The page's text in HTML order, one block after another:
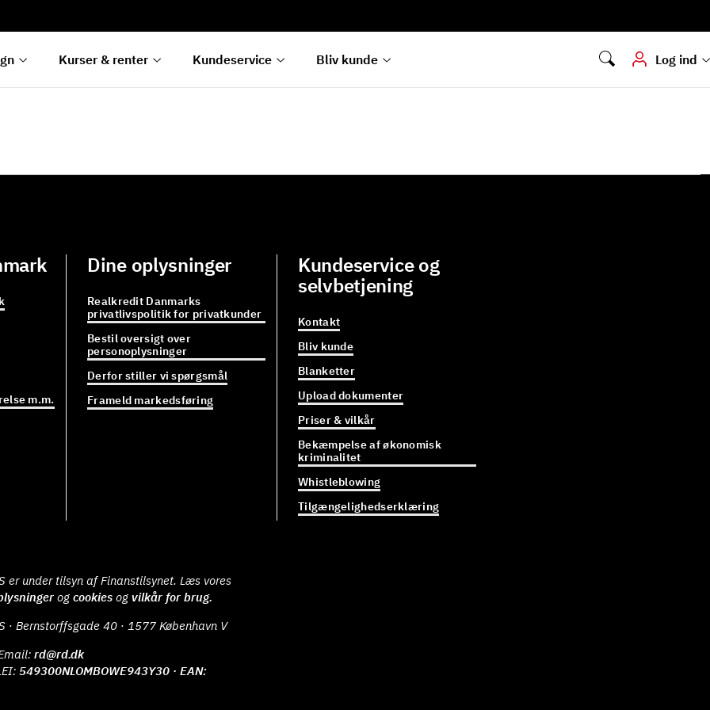
Kurser & renter Kundeservice Bliv kunde Log ind
Hvis du skal
dokumenter digitalt
m.m.
Dine oplysninger
Realkredit Danmarks
privatlivspolitik for privatkunder
Bestil oversigt over
personoplysninger
Derfor stiller vi spørgsmål
Frameld markedsføring
Kundeservice og
selvbetjening
Kontakt
Bliv kunde
Blanketter
Upload dokumenter
Priser & vilkår
Bekæmpelse af økonomisk
kriminalitet
Whistleblowing
Tilgængelighedserklæring
er under tilsyn af Finanstilsynet. Læs vores
og cookies og vilkår for brug.
· Bernstorffsgade 40 · 1577 København V
rd@rd.dk
549300NLOMBOWE943Y30 · EAN: